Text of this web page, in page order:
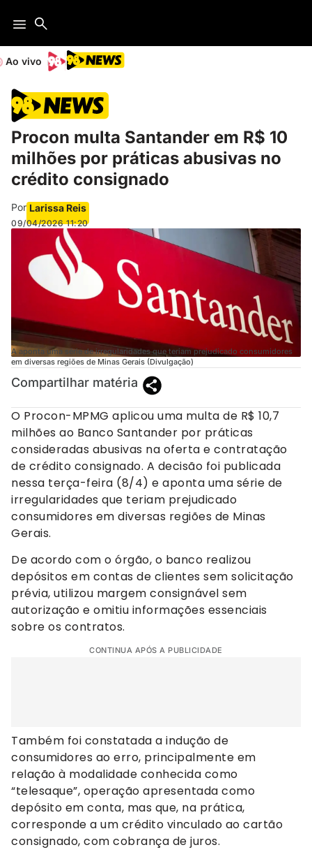
Ao vivo
Procon multa Santander em R$ 10
milhões por práticas abusivas no
crédito consignado
Por Larissa Reis
09/04/2026 11:20
A aponta uma série de irregularidades que teriam prejudicado consumidores
em diversas regiões de Minas Gerais (Divulgação)
Compartilhar matéria
O Procon-MPMG aplicou uma multa de R$ 10,7
milhões ao Banco Santander por práticas
consideradas abusivas na oferta e contratação
de crédito consignado. A decisão foi publicada
nessa terça-feira (8/4) e aponta uma série de
irregularidades que teriam prejudicado
consumidores em diversas regiões de Minas
Gerais.
De acordo com o órgão, o banco realizou
depósitos em contas de clientes sem solicitação
prévia, utilizou margem consignável sem
autorização e omitiu informações essenciais
sobre os contratos.
CONTINUA APÓS A PUBLICIDADE
Também foi constatada a indução de
consumidores ao erro, principalmente em
relação à modalidade conhecida como
“telesaque”, operação apresentada como
depósito em conta, mas que, na prática,
corresponde a um crédito vinculado ao cartão
consignado, com cobrança de juros.